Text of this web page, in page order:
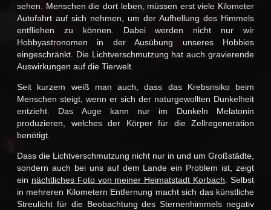
sehen. Menschen die dort leben, müssen erst viele Kilometer
Autofahrt auf sich nehmen, um der Aufhellung des Himmels
entfliehen zu können. Dabei werden nicht nur wir
Hobbyastronomen in der Ausübung unseres Hobbies
eingeschränkt. Die Lichtverschmutzung hat auch gravierende
Auswirkungen auf die Tierwelt.
Seit kurzem weiß man auch, dass das Krebsrisiko beim
Menschen steigt, wenn er sich der naturgewollten Dunkelheit
entzieht. Das Auge kann nur im Dunkeln Melatonin
produzieren, welches der Körper für die Zellregeneration
benötigt.
Dass die Lichtverschmutzung nicht nur in und um Großstädte,
sondern auch bei uns auf dem Lande ein Problem ist, zeigt
ein nächtliches Foto von meiner Heimatstadt Korbach . Selbst
in mehreren Kilometern Entfernung macht sich das künstliche
Streulicht für die Beobachtung des Sternenhimmels negativ